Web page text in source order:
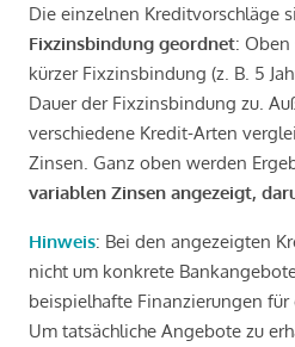
Die einzelnen Kreditvorschläge
Fixzinsbindung geordnet:
kürzer Fixzinsbindung (z. B. 5
Dauer der Fixzinsbindung zu.
verschiedene Kredit-Arten
Zinsen. Ganz oben werden
variablen Zinsen angezeigt,
Hinweis: Bei den angezeigten
nicht um konkrete
beispielhafte Finanzierungen für
Um tatsächliche Angebote zu